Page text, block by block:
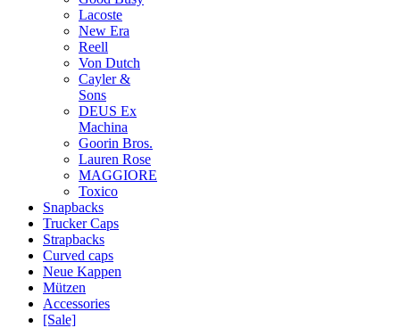
Lacoste
New Era
Reell
Von Dutch
Cayler &
Sons
DEUS Ex
Machina
Goorin Bros.
Lauren Rose
MAGGIORE
Toxico
Snapbacks
Trucker Caps
Strapbacks
Curved caps
Neue Kappen
Mützen
Accessories
[Sale]